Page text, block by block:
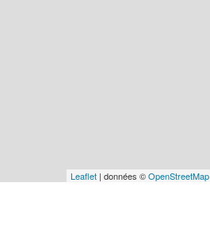
Leaflet | données ©OpenStreetMap